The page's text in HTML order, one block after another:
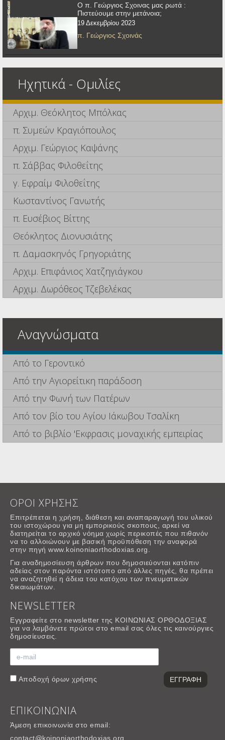
Ο π. Γεώργιος Σχοινας μας ρωτά :
Πιστεύουμε στην μετάνοια;
19 Δεκεμβρίου 2023
π. Γεώργιος Σχοινάς
Ηχητικά - Ομιλίες
Αρχιμ. Θεόκλητος Μπόλκας
π. Συμεών Κραγιόπουλος
Αρχιμ. Γεώργιος Καψάνης
π. Σάββας Φιλοθεΐτης
γ. Εφραίμ Φιλοθεΐτης
Κωσταντίνος Γανωτής
π. Ευσέβιος Βίττης
Θεόκλητος Διονυσιάτης
π. Δαμασκηνός Γρηγοριάτης
Αρχιμ. Επιφάνιος Χατζηγιάγκου
Αρχιμ. Δωρόθεος Τζεβελέκας
Αναγνώσματα
Από το Γεροντικό
Από την Αγιορείτικη παράδοση
Από την Φωνή των Πατέρων
Από τον βίο του Αγίου Ιάκωβου Τσαλίκη
Από το βιβλίο 'Εκφρασις μοναχικής εμπειρίας
ΟΡΟΙ ΧΡΗΣΗΣ
Επιτρέπεται η χρήση, διάθεση και αναπαραγωγή του υλικού
του ιστοχώρου για μη εμπορικούς σκοπους, αρκεί να
διατηρείται το αρχικό νόημα χωρίς περικοπές που πιθανόν
να το αλλοιώνουν με βασική προϋπόθεση την αναφορά
στην πηγή www.koinoniaorthodoxias.org.
Για αναδημοσίευση άρθρων που δημοσιεύονται κατόπιν
αδείας στον παρόντα ιστότοπο από άλλες πηγές, θα πρέπει
να αναζητηθεί η άδεια του κατόχου των πνευματικών
δικαιωμάτων.
NEWSLETTER
Εγγραφείτε στο newsletter της ΚΟΙΝΩΝΙΑΣ ΟΡΘΟΔΟΞΙΑΣ
για να λαμβάνετε πρώτοι στο email σας όλες τις καινούργιες
δημοσίευσεις.
Αποδοχή όρων χρήσης
ΕΠΙΚΟΙΝΩΝΙΑ
Άμεση επικοινωνία στο email:
contact@koinoniaorthodoxias.org